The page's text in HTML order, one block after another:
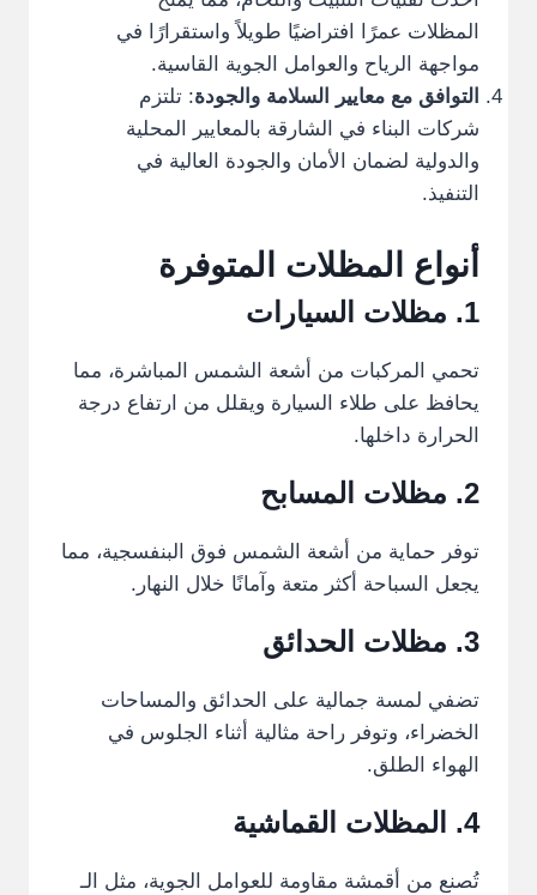
المظلات عمرًا افتراضيًا طويلاً واستقرارًا في
مواجهة الرياح والعوامل الجوية القاسية.
التوافق مع معايير السلامة والجودة: تلتزم
شركات البناء في الشارقة بالمعايير المحلية
والدولية لضمان الأمان والجودة العالية في
التنفيذ.
أنواع المظلات المتوفرة
1. مظلات السيارات
تحمي المركبات من أشعة الشمس المباشرة، مما
يحافظ على طلاء السيارة ويقلل من ارتفاع درجة
الحرارة داخلها.
2. مظلات المسابح
توفر حماية من أشعة الشمس فوق البنفسجية، مما
يجعل السباحة أكثر متعة وآمانًا خلال النهار.
3. مظلات الحدائق
تضفي لمسة جمالية على الحدائق والمساحات
الخضراء، وتوفر راحة مثالية أثناء الجلوس في
الهواء الطلق.
4. المظلات القماشية
تُصنع من أقمشة مقاومة للعوامل الجوية، مثل الـ